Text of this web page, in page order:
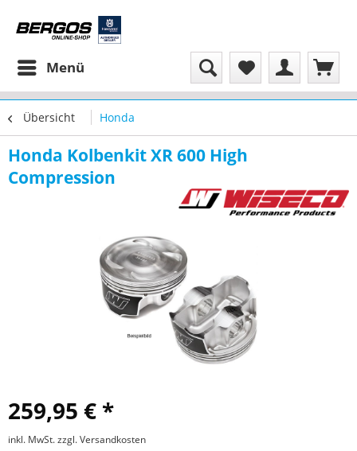
Menü
Übersicht Honda
Honda Kolbenkit XR 600 High
Compression
259,95 € *
inkl. MwSt.zzgl. Versandkosten